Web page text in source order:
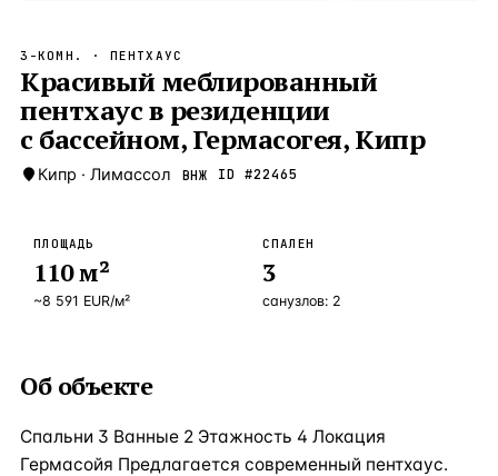
Новороссийск —Локация
Стамбул —Локация
Турция · 1
ВСЕ НАПРАВЛЕНИЯ →
3-КОМН. · ПЕНТХАУС
Красивый меблированный
пентхаус в резиденции
с бассейном, Гермасогея, Кипр
Кипр · Лимассол ВНЖ ID #22465
ПЛОЩАДЬ
110м²
~8 591 EUR/м²
СПАЛЕН
3
санузлов: 2
Об объекте
Спальни 3 Ванные 2 Этажность 4 Локация
Гермасойя Предлагается современный пентхаус.